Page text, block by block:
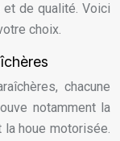
de qualité. Voici
choix.
chacune
notamment la
la houe motorisée.